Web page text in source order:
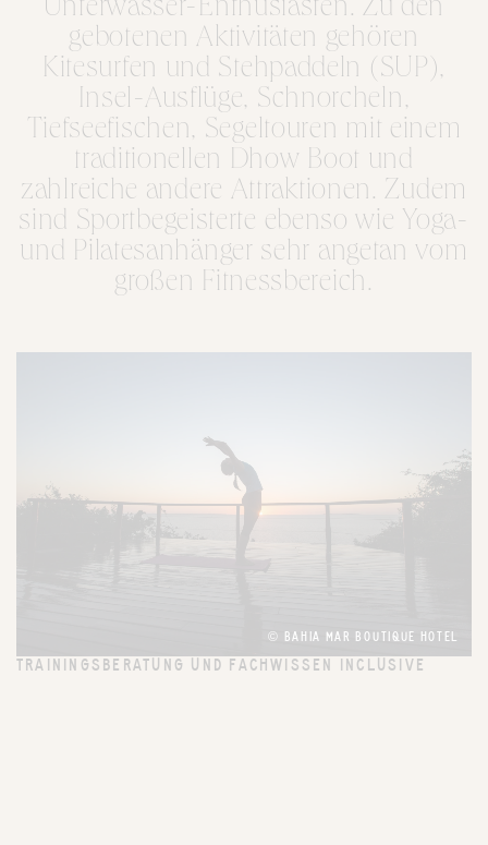
Unterwasser-Enthusiasten. Zu den
gebotenen Aktivitäten gehören
Kitesurfen und Stehpaddeln (SUP),
Insel-Ausflüge, Schnorcheln,
Tiefseefischen, Segeltouren mit einem
traditionellen Dhow Boot und
zahlreiche andere Attraktionen. Zudem
sind Sportbegeisterte ebenso wie Yoga-
und Pilatesanhänger sehr angetan vom
großen Fitnessbereich.
© BAHIA MAR BOUTIQUE HOTEL
TRAININGSBERATUNG UND FACHWISSEN INCLUSIVE